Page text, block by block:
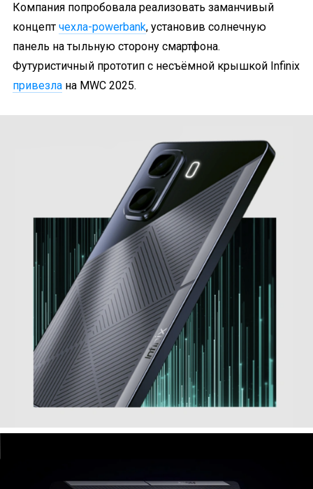
Компания попробовала реализовать заманчивый
концепт чехла-powerbank, установив солнечную
панель на тыльную сторону смартфона.
Футуристичный прототип с несъёмной крышкой Infinix
привезла на MWC 2025.